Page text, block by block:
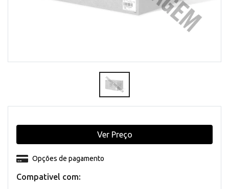
Compativel com:
Opções de pagamento
Ver Preço